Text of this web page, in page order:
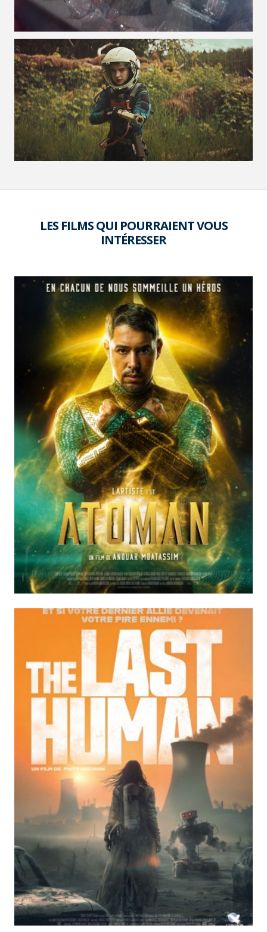
VOIR LA PHOTO EN GRAND FORMAT
LES FILMS QUI POURRAIENT VOUS
INTÉRESSER